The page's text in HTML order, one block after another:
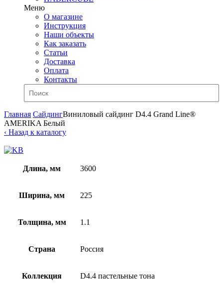
Меню
О магазине
Инструкция
Наши объекты
Как заказать
Статьи
Доставка
Оплата
Контакты
Главная СайдингВиниловый сайдинг D4.4 Grand Line®
AMERIKA Белый
‹ Назад к каталогу
Длина, мм 3600
Ширина, мм 225
Толщина, мм 1.1
Страна Россия
Коллекция D4.4 пастельные тона